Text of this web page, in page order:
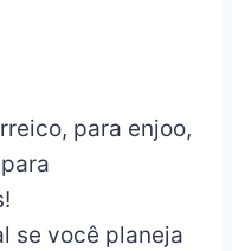
para enjoo,
se você planeja